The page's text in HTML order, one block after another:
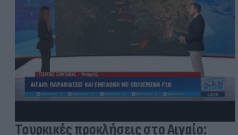
Τουρκικές προκλήσεις στο Αιγαίο: